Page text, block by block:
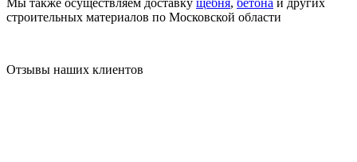
строительных материалов по Московской области
Отзывы наших клиентов